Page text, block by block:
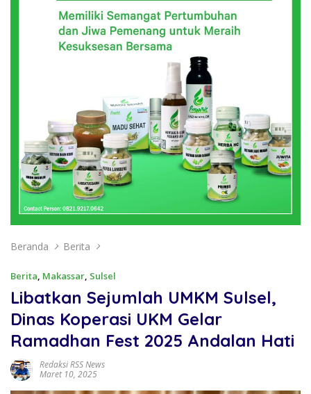
Beranda Berita
Berita, Makassar, Sulsel
Libatkan Sejumlah UMKM Sulsel,
Dinas Koperasi UKM Gelar
Ramadhan Fest 2025 Andalan Hati
Redaksi RSS News
Maret 10, 2025